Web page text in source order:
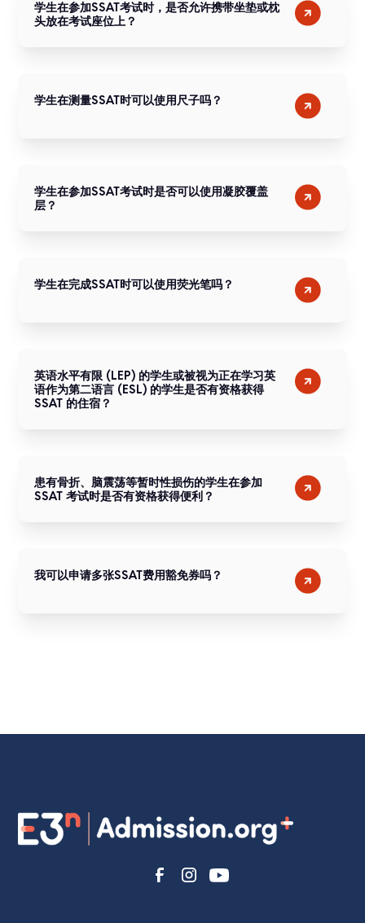
学生在参加SSAT考试时，是否允许携带坐垫或枕
头放在考试座位上？
学生在测量SSAT时可以使用尺子吗？
学生在参加SSAT考试时是否可以使用凝胶覆盖
层？
学生在完成SSAT时可以使用荧光笔吗？
英语水平有限 (LEP) 的学生或被视为正在学习英
语作为第二语言 (ESL) 的学生是否有资格获得
SSAT 的住宿？
患有骨折、脑震荡等暂时性损伤的学生在参加
SSAT 考试时是否有资格获得便利？
我可以申请多张SSAT费用豁免券吗？